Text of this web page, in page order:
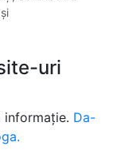
uri
informație. Da-